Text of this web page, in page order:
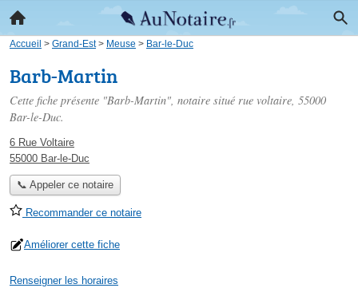
Accueil > Grand-Est> Meuse > Bar-le-Duc
Barb-Martin
Cette fiche présente "Barb-Martin", notaire situé rue voltaire, 55000
Bar-le-Duc.
6 Rue Voltaire
55000 Bar-le-Duc
📞 Appeler ce notaire
Recommander ce notaire
Améliorer cette fiche
Renseigner les horaires